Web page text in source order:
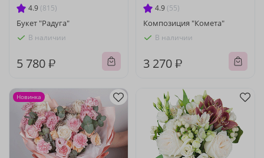
4.9 (815)
Букет "Радуга"
В наличии
5 780 ₽
4.9 (55)
Композиция "Комета"
В наличии
3 270 ₽
Новинка